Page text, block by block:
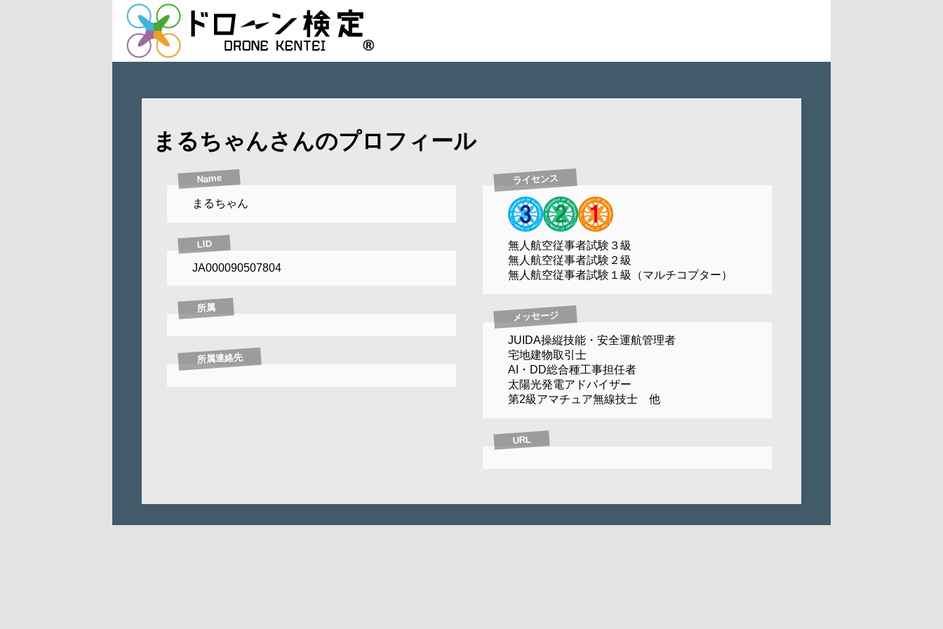
まるちゃんさんのプロフィール
Name
まるちゃん
LID
JA000090507804
所属
所属連絡先
ライセンス
無人航空従事者試験３級
無人航空従事者試験２級
無人航空従事者試験１級（マルチコプター）
メッセージ
JUIDA操縦技能・安全運航管理者
宅地建物取引士
AI・DD総合種工事担任者
太陽光発電アドバイザー
第2級アマチュア無線技士 他
URL